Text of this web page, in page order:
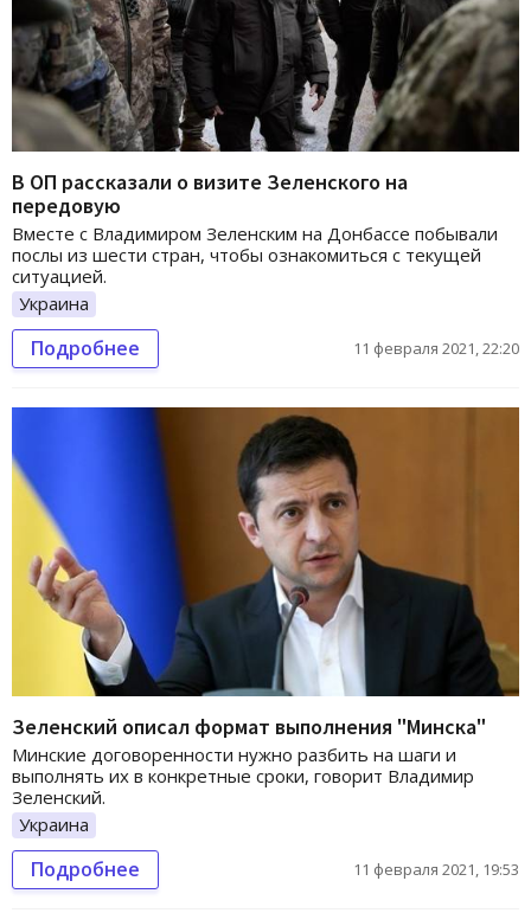
В ОП рассказали о визите Зеленского на
передовую
Вместе с Владимиром Зеленским на Донбассе побывали
послы из шести стран, чтобы ознакомиться с текущей
ситуацией.
Украина
Подробнее 11 февраля 2021, 22:20
Зеленский описал формат выполнения "Минска"
Минские договоренности нужно разбить на шаги и
выполнять их в конкретные сроки, говорит Владимир
Зеленский.
Украина
Подробнее 11 февраля 2021, 19:53